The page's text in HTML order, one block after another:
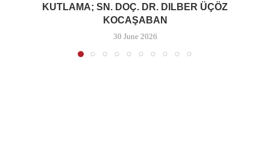
KUTLAMA; SN. DOÇ. DR. DILBER ÜÇÖZ
KOCAŞABAN
30 June 2026